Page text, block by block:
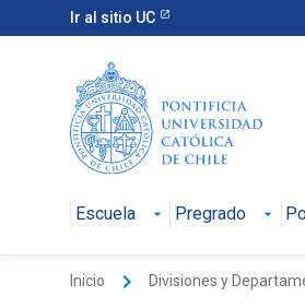
Ir al sitio UC
Escuela Pregrado
Inicio keyboard_arrow_right Divisiones y